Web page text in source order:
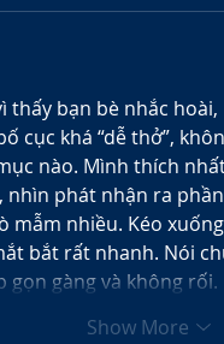
thấy bạn bè nhắc
cục khá “dễ thở”,
nào. Mình thích
phát nhận ra
mẫm nhiều. Kéo
bắt rất nhanh. Nói
gọn gàng và không
Show More